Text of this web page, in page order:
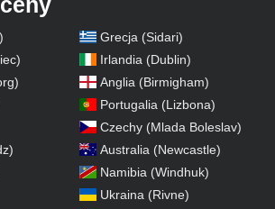
Grecja (Sidari)
Irlandia (Dublin)
Anglia (Birmigham)
Portugalia (Lizbona)
Czechy (Mlada Boleslav)
Australia (Newcastle)
Namibia (Windhuk)
Ukraina (Rivne)